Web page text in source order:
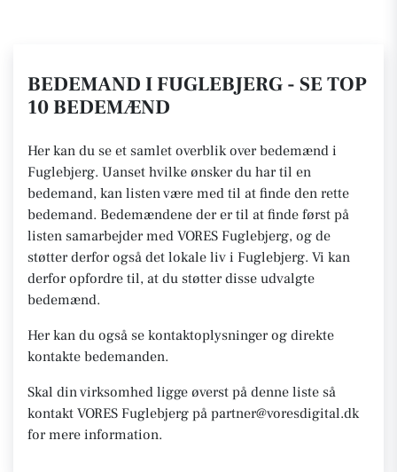
BEDEMAND I FUGLEBJERG - SE TOP
10 BEDEMÆND
Her kan du se et samlet overblik over bedemænd i
Fuglebjerg. Uanset hvilke ønsker du har til en
bedemand, kan listen være med til at finde den rette
bedemand. Bedemændene der er til at finde først på
listen samarbejder med VORES Fuglebjerg, og de
støtter derfor også det lokale liv i Fuglebjerg. Vi kan
derfor opfordre til, at du støtter disse udvalgte
bedemænd.
Her kan du også se kontaktoplysninger og direkte
kontakte bedemanden.
Skal din virksomhed ligge øverst på denne liste så
kontakt VORES Fuglebjerg på partner@voresdigital.dk
for mere information.